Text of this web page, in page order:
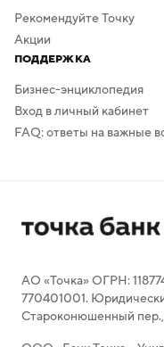
Рекомендуйте Точку
Акции
ПОДДЕРЖКА
Бизнес-энциклопедия
Вход в личный кабинет
FAQ: ответы на важные
АО «Точка» ОГРН:
770401001.
Староконюшенный пер.,